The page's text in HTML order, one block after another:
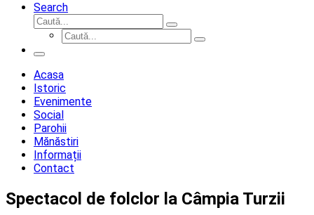
Search
Căutare
Caută...
Căutare
Caută...
Meniu
Acasa
Istoric
Evenimente
Social
Parohii
Mănăstiri
Informații
Contact
Spectacol de folclor la Câmpia Turzii